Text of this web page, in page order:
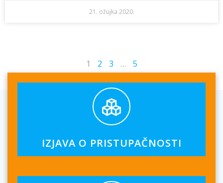
21. ožujka 2020.
1 2 3 … 5
IZJAVA O PRISTUPAČNOSTI